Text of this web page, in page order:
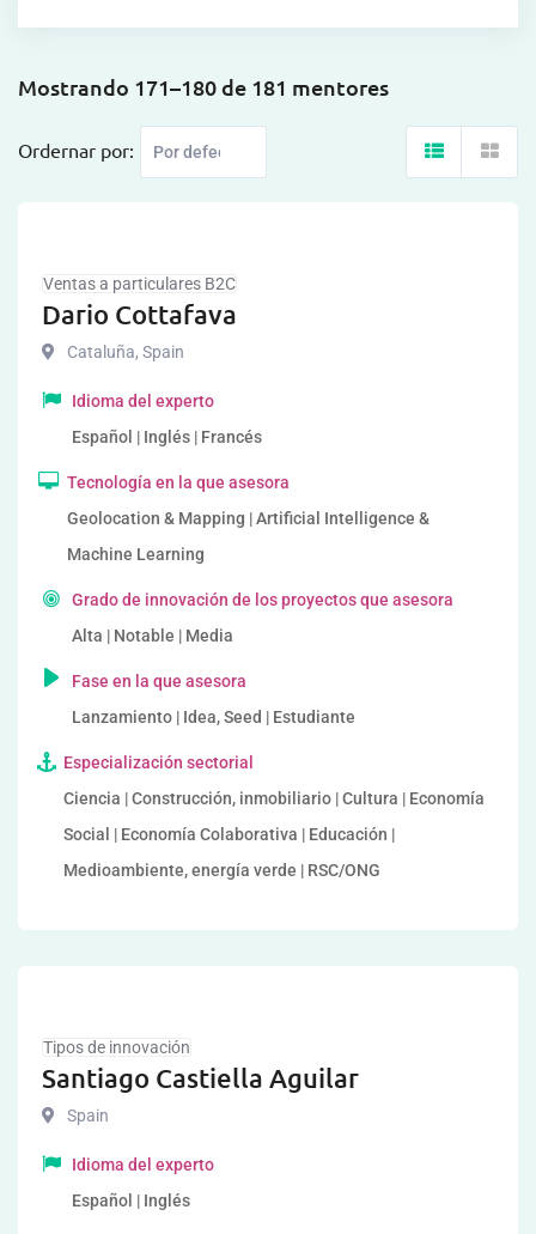
Mostrando 171–180 de 181 mentores
Ordernar por:
Ventas a particulares B2C
Dario Cottafava
Cataluña, Spain
Idioma del experto
Español | Inglés | Francés
Tecnología en la que asesora
Geolocation & Mapping | Artificial Intelligence &
Machine Learning
Grado de innovación de los proyectos que asesora
Alta | Notable | Media
Fase en la que asesora
Lanzamiento | Idea, Seed | Estudiante
Especialización sectorial
Ciencia | Construcción, inmobiliario | Cultura | Economía
Social | Economía Colaborativa | Educación |
Medioambiente, energía verde | RSC/ONG
Tipos de innovación
Santiago Castiella Aguilar
Spain
Idioma del experto
Español | Inglés